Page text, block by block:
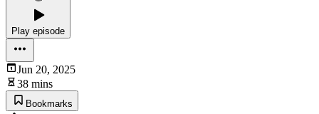
Play episode
Jun 20, 2025
38 mins
Bookmarks